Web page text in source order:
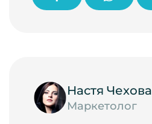
Настя Чехова
Маркетолог